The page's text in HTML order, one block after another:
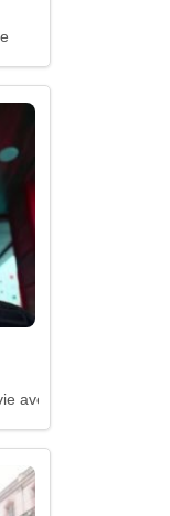
avec toi